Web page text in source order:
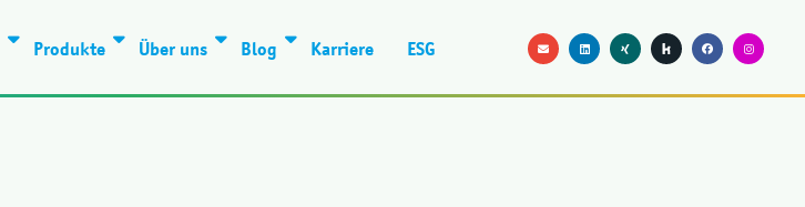
Produkte Über uns Blog Karriere ESG